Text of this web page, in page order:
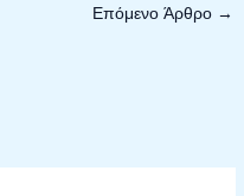
Επόμενο Άρθρο →